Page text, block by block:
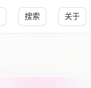
搜索 关于